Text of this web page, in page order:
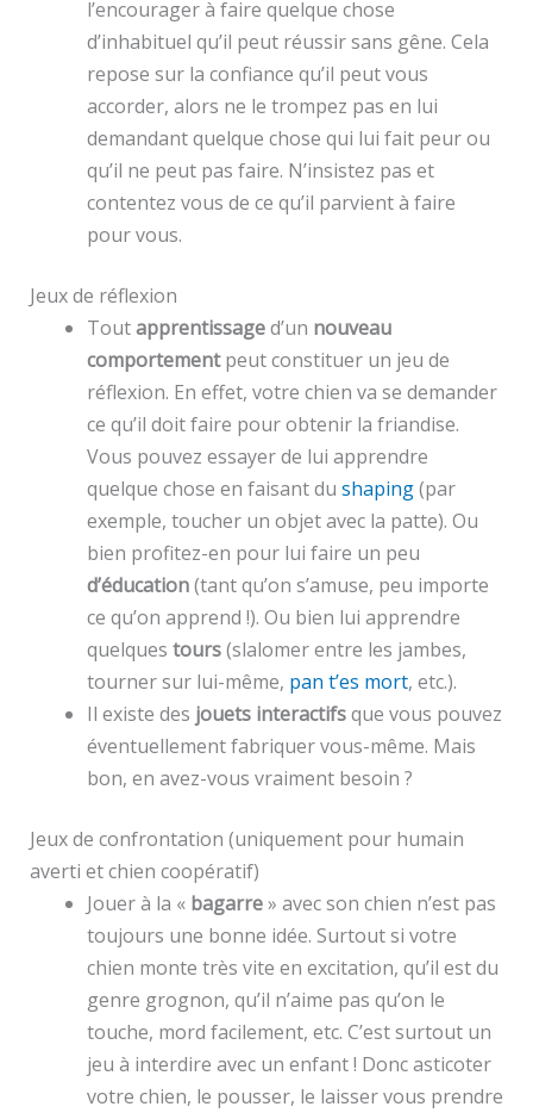
l’encourager à faire quelque chose
d’inhabituel qu’il peut réussir sans gêne. Cela
repose sur la confiance qu’il peut vous
accorder, alors ne le trompez pas en lui
demandant quelque chose qui lui fait peur ou
qu’il ne peut pas faire. N’insistez pas et
contentez vous de ce qu’il parvient à faire
pour vous.
Jeux de réflexion
Toutapprentissaged’un nouveau
comportementpeut constituer un jeu de
réflexion. En effet, votre chien va se demander
ce qu’il doit faire pour obtenir la friandise.
Vous pouvez essayer de lui apprendre
quelque chose en faisant du shaping(par
exemple, toucher un objet avec la patte). Ou
bien profitez-en pour lui faire un peu
d’éducation(tant qu’on s’amuse, peu importe
ce qu’on apprend !). Ou bien lui apprendre
quelques tours(slalomer entre les jambes,
tourner sur lui-même, pan t’es mort, etc.).
Il existe des jouets interactifsque vous pouvez
éventuellement fabriquer vous-même. Mais
bon, en avez-vous vraiment besoin ?
Jeux de confrontation (uniquement pour humain
averti et chien coopératif)
Jouer à la « bagarre» avec son chien n’est pas
toujours une bonne idée. Surtout si votre
chien monte très vite en excitation, qu’il est du
genre grognon, qu’il n’aime pas qu’on le
touche, mord facilement, etc. C’est surtout un
jeu à interdire avec un enfant ! Donc asticoter
votre chien, le pousser, le laisser vous prendre